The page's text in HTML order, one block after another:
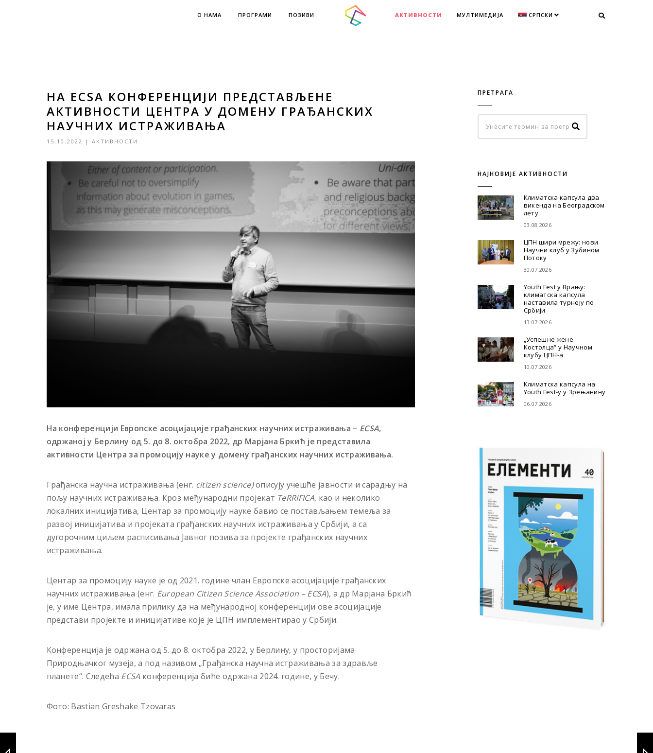
О НАМА ПРОГРАМИ ПОЗИВИ АКТИВНОСТИ МУЛТИМЕДИЈА СРПСКИ
НА ECSA КОНФЕРЕНЦИЈИ ПРЕДСТАВЉЕНЕ
АКТИВНОСТИ ЦЕНТРА У ДОМЕНУ ГРАЂАНСКИХ
НАУЧНИХ ИСТРАЖИВАЊА
15.10.2022 | АКТИВНОСТИ
На конференцији Европске асоцијације грађанских научних истраживања – ECSA,
одржаној у Берлину од 5. до 8. октобра 2022, др Марјана Бркић је представила
активности Центра за промоцију науке у домену грађанских научних истраживања.
Грађанска научна истраживања (енг. citizen science)описују учешће јавности и сарадњу на
пољу научних истраживања. Кроз међународни пројекат TeRRIFICA, као и неколико
локалних иницијатива, Центар за промоцију науке бавио се постављањем темеља за
развој иницијатива и пројеката грађанских научних истраживања у Србији, а са
дугорочним циљем расписивања Јавног позива за пројекте грађанских научних
истраживања.
Центар за промоцију науке је од 2021. године члан Европске асоцијације грађанских
научних истраживања (енг. European Citizen Science Association – ECSA), а др Марјана Бркић
је, у име Центра, имала прилику да на међународној конференцији ове асоцијације
представи пројекте и иницијативе које је ЦПН имплементирао у Србији.
Конференција је одржана од 5. до 8. октобра 2022, у Берлину, у просторијама
Природњачког музеја, a под називом „Грађанска научна истраживања за здравље
планете“. Следећа ECSA конференција биће одржана 2024. године, у Бечу.
Фото: Bastian Greshake Tzovaras
ПРЕТРАГА
НАЈНОВИЈЕ АКТИВНОСТИ
Климатска капсула два
викенда на Београдском
лету
03.08.2026
ЦПН шири мрежу: нови
Научни клуб у Зубином
Потоку
30.07.2026
Youth Fest у Врању:
климатска капсула
наставила турнеју по
Србији
13.07.2026
„Успешне жене
Костолца“ у Научном
клубу ЦПН-а
10.07.2026
Климатска капсула на
Youth Fest-у у Зрењанину
06.07.2026